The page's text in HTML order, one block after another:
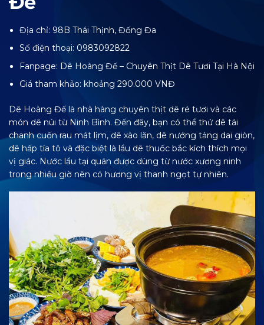
Địa chỉ: 98B Thái Thịnh, Đống Đa
Số điện thoại: 0983092822
Fanpage: Dê Hoàng Đế – Chuyên Thịt Dê Tươi Tại Hà Nội
Giá tham khảo: khoảng 290.000 VNĐ
Dê Hoàng Đế là nhà hàng chuyên thịt dê ré tươi và các
món dê núi từ Ninh Bình. Đến đây, bạn có thể thử dê tái
chanh cuốn rau mát lịm, dê xào lăn, dê nướng tảng dai giòn,
dê hấp tía tô và đặc biệt là lẩu dê thuốc bắc kích thích mọi
vị giác. Nước lẩu tại quán được dùng từ nước xương ninh
trong nhiều giờ nên có hương vị thanh ngọt tự nhiên.